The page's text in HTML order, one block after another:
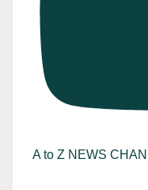
A to Z NEWS